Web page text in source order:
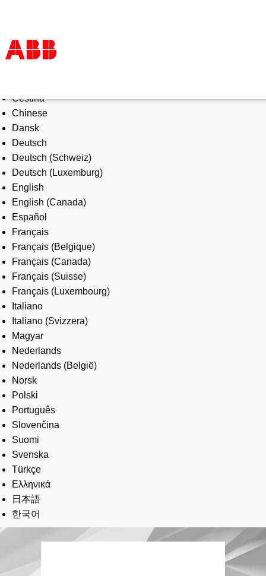
Products & Solutions
Industries
Services
About us
Where to buy
Contact us
Careers
Čeština
Chinese
Dansk
Deutsch
Deutsch (Schweiz)
Deutsch (Luxemburg)
English
English (Canada)
Español
Français
Français (Belgique)
Français (Canada)
Français (Suisse)
Français (Luxembourg)
Italiano
Italiano (Svizzera)
Magyar
Nederlands
Nederlands (België)
Norsk
Polski
Português
Slovenčina
Suomi
Svenska
Türkçe
Ελληνικά
日本語
한국어